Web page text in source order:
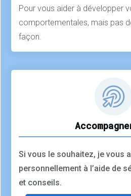
Pour vous aider à développer
comportementales, mais pas
façon.
Si vous le souhaitez, je vous
personnellement à l’aide de
et conseils.